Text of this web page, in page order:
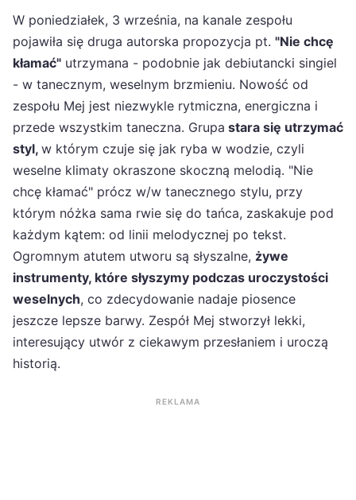
W poniedziałek, 3 września, na kanale zespołu
pojawiła się druga autorska propozycja pt. "Nie chcę
kłamać" utrzymana - podobnie jak debiutancki singiel
- w tanecznym, weselnym brzmieniu. Nowość od
zespołu Mej jest niezwykle rytmiczna, energiczna i
przede wszystkim taneczna. Grupa stara się utrzymać
styl, w którym czuje się jak ryba w wodzie, czyli
weselne klimaty okraszone skoczną melodią. "Nie
chcę kłamać" prócz w/w tanecznego stylu, przy
którym nóżka sama rwie się do tańca, zaskakuje pod
każdym kątem: od linii melodycznej po tekst.
Ogromnym atutem utworu są słyszalne, żywe
instrumenty, które słyszymy podczas uroczystości
weselnych, co zdecydowanie nadaje piosence
jeszcze lepsze barwy. Zespół Mej stworzył lekki,
interesujący utwór z ciekawym przesłaniem i uroczą
historią.
REKLAMA